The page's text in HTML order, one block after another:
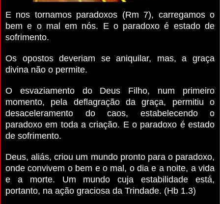
E nos tornamos paradoxos (Rm 7), carregamos o
bem e o mal em nós. E o paradoxo é estado de
sofrimento.
Os opostos deveriam se aniquilar, mas, a graça
divina não o permite.
O esvaziamento do Deus Filho, num primeiro
momento, pela deflagração da graça, permitiu o
desaceleramento do caos, estabelecendo o
paradoxo em toda a criação. E o paradoxo é estado
de sofrimento.
Deus, aliás, criou um mundo pronto para o paradoxo,
onde convivem o bem e o mal, o dia e a noite, a vida
e a morte. Um mundo cuja estabilidade está,
portanto, na ação graciosa da Trindade. (Hb 1.3)